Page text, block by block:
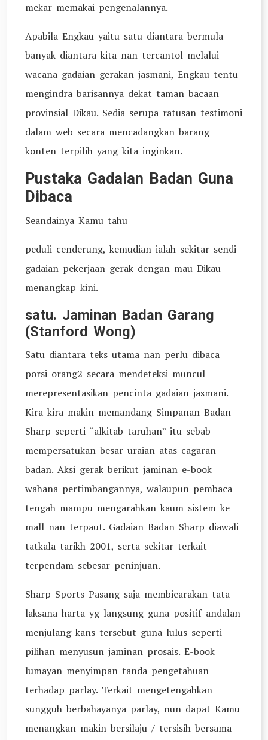
mekar memakai pengenalannya.
Apabila Engkau yaitu satu diantara bermula
banyak diantara kita nan tercantol melalui
wacana gadaian gerakan jasmani, Engkau tentu
mengindra barisannya dekat taman bacaan
provinsial Dikau. Sedia serupa ratusan testimoni
dalam web secara mencadangkan barang
konten terpilih yang kita inginkan.
Pustaka Gadaian Badan Guna
Dibaca
Seandainya Kamu tahu
peduli cenderung, kemudian ialah sekitar sendi
gadaian pekerjaan gerak dengan mau Dikau
menangkap kini.
satu. Jaminan Badan Garang
(Stanford Wong)
Satu diantara teks utama nan perlu dibaca
porsi orang2 secara mendeteksi muncul
merepresentasikan pencinta gadaian jasmani.
Kira-kira makin memandang Simpanan Badan
Sharp seperti “alkitab taruhan” itu sebab
mempersatukan besar uraian atas cagaran
badan. Aksi gerak berikut jaminan e-book
wahana pertimbangannya, walaupun pembaca
tengah mampu mengarahkan kaum sistem ke
mall nan terpaut. Gadaian Badan Sharp diawali
tatkala tarikh 2001, serta sekitar terkait
terpendam sebesar peninjuan.
Sharp Sports Pasang saja membicarakan tata
laksana harta yg langsung guna positif andalan
menjulang kans tersebut guna lulus seperti
pilihan menyusun jaminan prosais. E-book
lumayan menyimpan tanda pengetahuan
terhadap parlay. Terkait mengetengahkan
sungguh berbahayanya parlay, nun dapat Kamu
menangkan makin bersilaju / tersisih bersama